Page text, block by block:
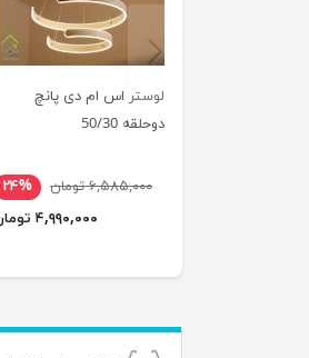
لوستر اس ام دی پانچ
دوحلقه 50/30
۶,۵۸۵,۰۰۰ تومان
۲۴%
۴,۹۹۰,۰۰۰ تومان
previus